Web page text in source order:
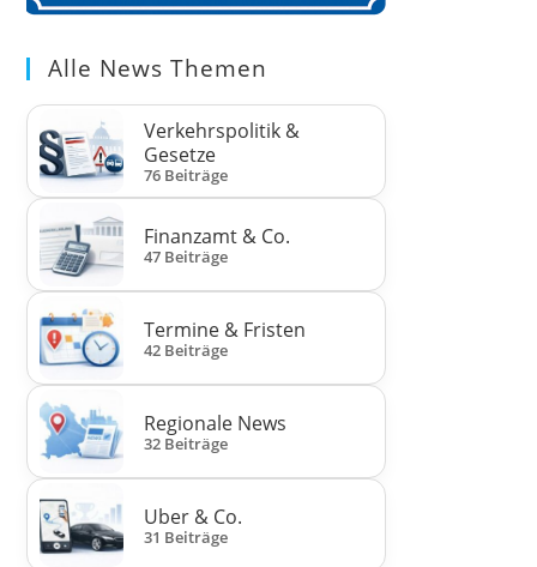
Alle News Themen
Verkehrspolitik &
Gesetze
76 Beiträge
Finanzamt & Co.
47 Beiträge
Termine & Fristen
42 Beiträge
Regionale News
32 Beiträge
Uber & Co.
31 Beiträge